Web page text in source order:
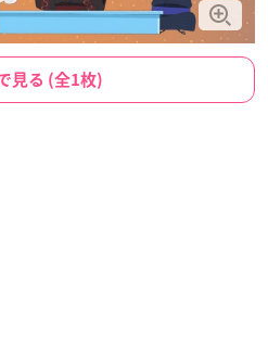
見る (全1枚)